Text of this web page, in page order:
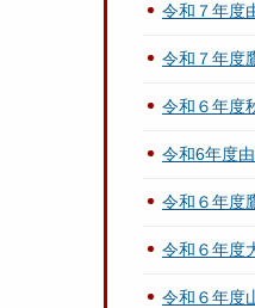
令和７年度
令和７年度
令和６年度
令和6年度
令和６年度
令和６年度
令和６年度